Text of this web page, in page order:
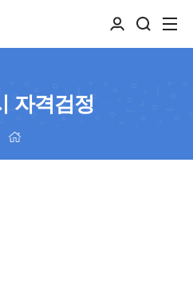
자격검정